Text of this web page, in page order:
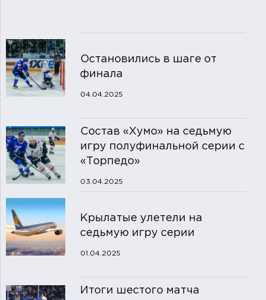
Остановились в шаге от
финала
04.04.2025
Состав «Хумо» на седьмую
игру полуфинальной серии с
«Торпедо»
03.04.2025
Крылатые улетели на
седьмую игру серии
01.04.2025
Итоги шестого матча